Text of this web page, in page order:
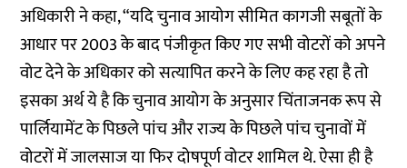
अधिकारी ने कहा, “यदि चुनाव आयोग सीमित कागजी सबूतों के
आधार पर 2003 के बाद पंजीकृत किए गए सभी वोटरों को अपने
वोट देने के अधिकार को सत्यापित करने के लिए कह रहा है तो
इसका अर्थ ये है कि चुनाव आयोग के अनुसार चिंताजनक रूप से
पार्लियामेंट के पिछले पांच और राज्य के पिछले पांच चुनावों में
वोटरों में जालसाज या फिर दोषपूर्ण वोटर शामिल थे. ऐसा ही है